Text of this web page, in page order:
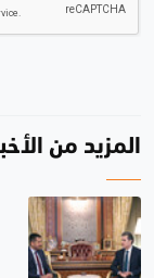
المزيد من